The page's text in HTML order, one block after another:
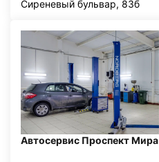
Сиреневый бульвар, 83б
Автосервис Проспект Мира